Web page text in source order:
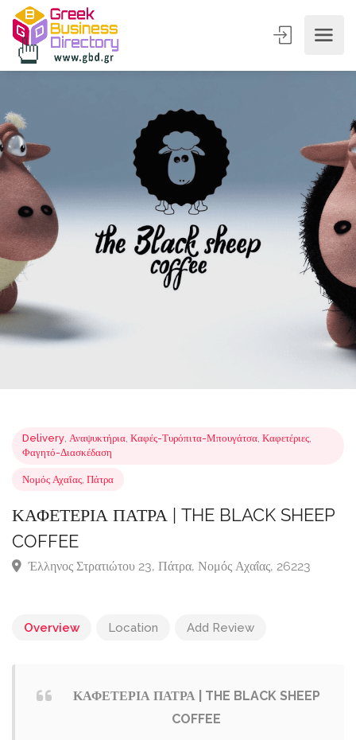
Delivery,Αναψυκτήρια
Νομός Αχαΐας,Πάτρα
ΚΑΦΕΤΕΡΙΑ ΠΑΤΡΑ | THE BLACK
Overview Location Add Review
ΚΑΦΕΤΕΡΙΑ ΠΑΤΡΑ | THE BLACK SHEEP
COFFEE